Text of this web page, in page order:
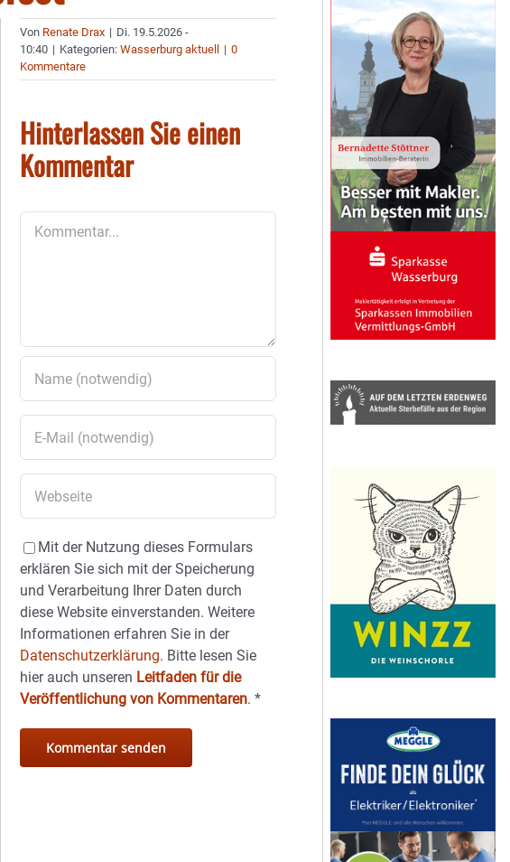
Von Renate Drax | Di. 19.5.2026 -
10:40 | Kategorien:Wasserburg aktuell | 0
Kommentare
Hinterlassen Sie einen
Kommentar
Mit der Nutzung dieses Formulars
erklären Sie sich mit der Speicherung
und Verarbeitung Ihrer Daten durch
diese Website einverstanden. Weitere
Informationen erfahren Sie in der
Datenschutzerklärung. Bitte lesen Sie
hier auch unseren Leitfaden für die
Veröffentlichung von Kommentaren.*